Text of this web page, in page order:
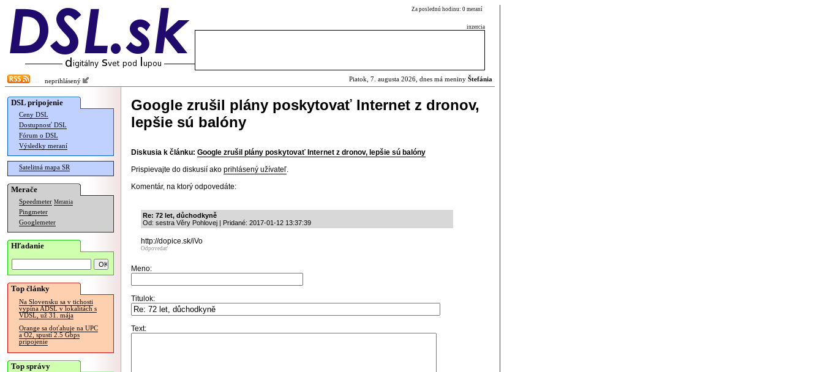
Za poslednú hodinu: 0 meraní
inzercia
neprihlásený Piatok, 7. augusta 2026, dnes má meniny Štefánia
DSL pripojenie
Ceny DSL
Dostupnosť DSL
Fórum o DSL
Výsledky meraní
Satelitná mapa SR
Merače
Speedmeter Merania
Pingmeter
Googlemeter
Hľadanie
Top články
Na Slovensku sa v tichosti
vypína ADSL v lokalitách s
VDSL, už 31. mája
Orange sa doťahuje na UPC
a O2, spustí 2.5 Gbps
pripojenie
Top správy
Google zrušil plány poskytovať Internet z dronov,
lepšie sú balóny
Diskusia k článku: Google zrušil plány poskytovať Internet z dronov, lepšie sú balóny
Prispievajte do diskusií ako prihlásený užívateľ.
Komentár, na ktorý odpovedáte:
Re: 72 let, důchodkyně
Od: sestra Věry Pohlovej | Pridané: 2017-01-12 13:37:39
http://dopice.sk/iVo
Odpovedať
Meno:
Titulok:
Text: